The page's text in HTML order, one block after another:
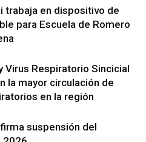
trabaja en dispositivo de
para Escuela de Romero
Virus Respiratorio Sincicial
la mayor circulación de
en la región
suspensión del